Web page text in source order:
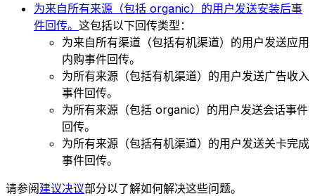
为来自所有来源（包括 organic）的用户发送安装后事
件回传。 这包括以下回传类型：
为来自所有渠道（包括有机渠道）的用户发送应用
内购事件回传。
为所有来源（包括有机渠道）的用户发送广告收入
事件回传。
为所有来源（包括 organic）的用户发送会话事件
回传。
为所有来源（包括有机渠道）的用户发送关卡完成
事件回传。
请参阅建议决议部分以了解如何解决这些问题。